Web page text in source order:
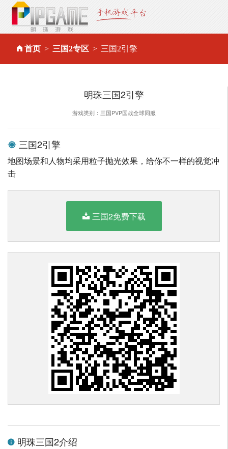
首页 三国2专区 三国2引擎
明珠三国2引擎
游戏类别：三国PVP国战全球同服
三国2引擎
地图场景和人物均采用粒子抛光效果，给你不一样的视觉冲
击
三国2免费下载
明珠三国2介绍